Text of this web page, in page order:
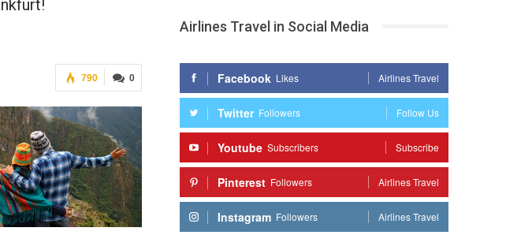
0
790
Airlines Travel in Social Media
Facebook Likes Airlines Travel
Twitter Followers Follow Us
Youtube Subscribers Subscribe
Pinterest Followers Airlines Travel
Instagram Followers Airlines Travel